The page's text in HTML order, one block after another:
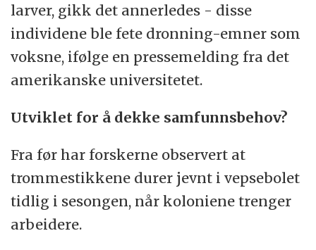
larver, gikk det annerledes - disse
individene ble fete dronning-emner som
voksne, ifølge en pressemelding fra det
amerikanske universitetet.
Utviklet for å dekke samfunnsbehov?
Fra før har forskerne observert at
trommestikkene durer jevnt i vepsebolet
tidlig i sesongen, når koloniene trenger
arbeidere.